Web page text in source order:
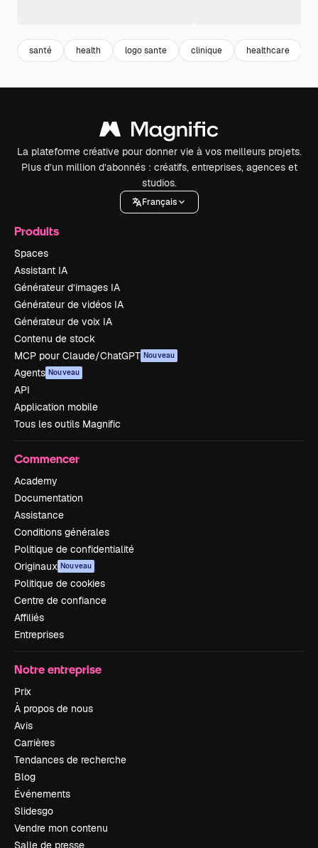
santé health logo sante clinique healthcare
La plateforme créative pour donner vie à vos meilleurs projets.
Plus d’un million d’abonnés : créatifs, entreprises, agences et
studios.
Français
Produits
Spaces
Assistant IA
Générateur d’images IA
Générateur de vidéos IA
Générateur de voix IA
Contenu de stock
MCP pour Claude/ChatGPT Nouveau
Agents Nouveau
API
Application mobile
Tous les outils Magnific
Commencer
Academy
Documentation
Assistance
Conditions générales
Politique de confidentialité
Originaux Nouveau
Politique de cookies
Centre de confiance
Affiliés
Entreprises
Notre entreprise
Prix
À propos de nous
Avis
Carrières
Tendances de recherche
Blog
Événements
Slidesgo
Vendre mon contenu
Salle de presse